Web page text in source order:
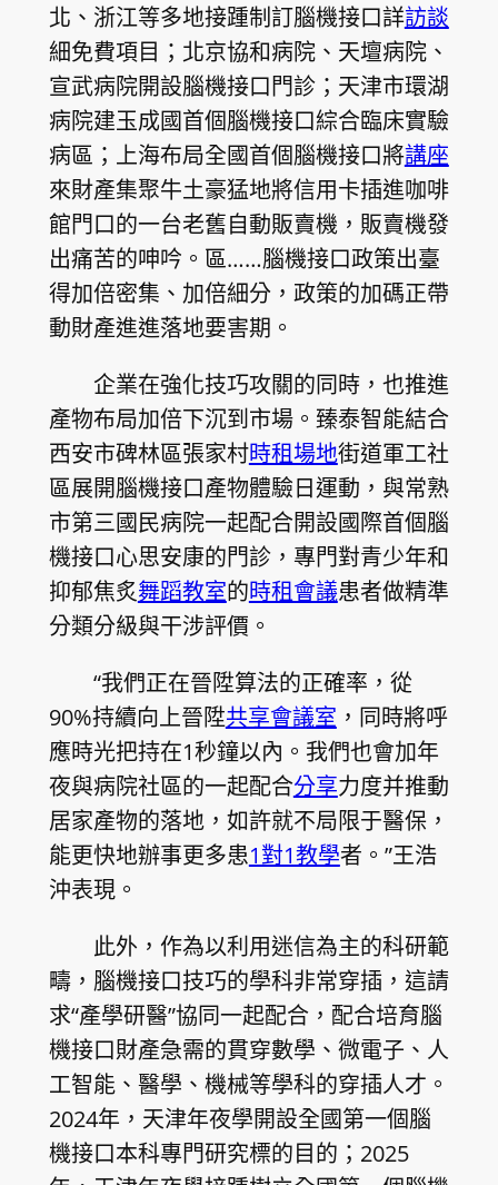
北、浙江等多地接踵制訂腦機接口詳訪談
細免費項目；北京協和病院、天壇病院、
宣武病院開設腦機接口門診；天津市環湖
病院建玉成國首個腦機接口綜合臨床實驗
病區；上海布局全國首個腦機接口將講座
來財產集聚牛土豪猛地將信用卡插進咖啡
館門口的一台老舊自動販賣機，販賣機發
出痛苦的呻吟。區……腦機接口政策出臺
得加倍密集、加倍細分，政策的加碼正帶
動財產進進落地要害期。
企業在強化技巧攻關的同時，也推進
產物布局加倍下沉到市場。臻泰智能結合
西安市碑林區張家村時租場地街道軍工社
區展開腦機接口產物體驗日運動，與常熟
市第三國民病院一起配合開設國際首個腦
機接口心思安康的門診，專門對青少年和
抑郁焦炙舞蹈教室的時租會議患者做精準
分類分級與干涉評價。
“我們正在晉陞算法的正確率，從
90%持續向上晉陞共享會議室 ，同時將呼
應時光把持在1秒鐘以內。我們也會加年
夜與病院社區的一起配合分享力度并推動
居家產物的落地，如許就不局限于醫保，
能更快地辦事更多患1對1教學者。”王浩
沖表現。
此外，作為以利用迷信為主的科研範
疇，腦機接口技巧的學科非常穿插，這請
求“產學研醫”協同一起配合，配合培育腦
機接口財產急需的貫穿數學、微電子、人
工智能、醫學、機械等學科的穿插人才。
2024年，天津年夜學開設全國第一個腦
機接口本科專門研究標的目的；2025